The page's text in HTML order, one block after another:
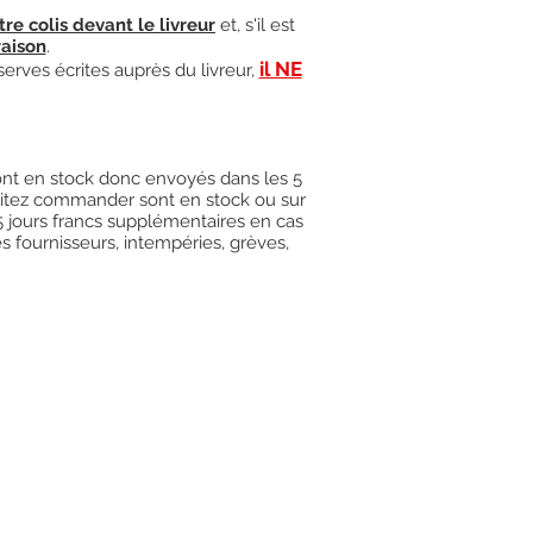
colis devant le livreur et, s'il est
.
écrites auprès du livreur, il NE
en stock donc envoyés dans les 5
commander sont en stock ou sur
francs supplémentaires en cas
fournisseurs, intempéries, grèves,